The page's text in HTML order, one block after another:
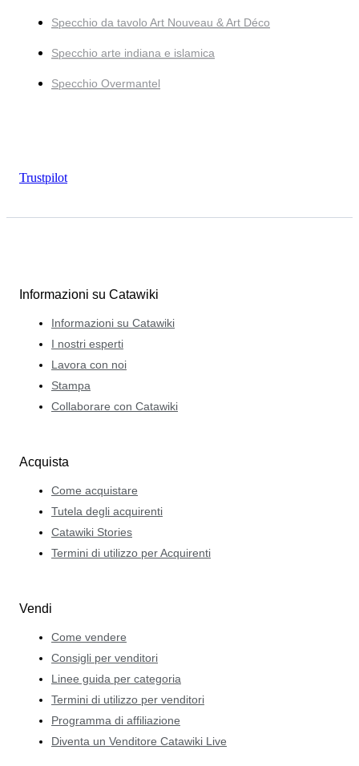
Specchio da tavolo Art Nouveau & Art Déco
Specchio arte indiana e islamica
Specchio Overmantel
Trustpilot
Informazioni su Catawiki
Informazioni su Catawiki
I nostri esperti
Lavora con noi
Stampa
Collaborare con Catawiki
Acquista
Come acquistare
Tutela degli acquirenti
Catawiki Stories
Termini di utilizzo per Acquirenti
Vendi
Come vendere
Consigli per venditori
Linee guida per categoria
Termini di utilizzo per venditori
Programma di affiliazione
Diventa un Venditore Catawiki Live